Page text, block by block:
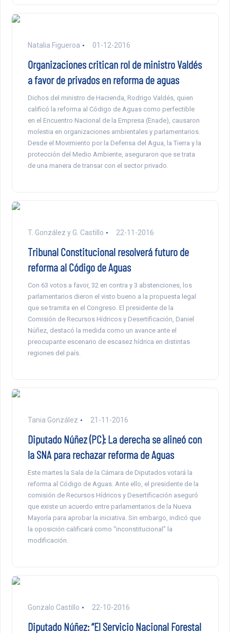
Natalia Figueroa 01-12-2016
Organizaciones critican rol de ministro Valdés
a favor de privados en reforma de aguas
Dichos del ministro de Hacienda, Rodrigo Valdés, quien
calificó la reforma al Código de Aguas como perfectible
en el Encuentro Nacional de la Empresa (Enade), causaron
molestia en organizaciones ambientales y parlamentarios.
Desde el Movimiento por la Defensa del Agua, la Tierra y la
protección del Medio Ambiente, aseguraron que se trata
de una manera de transar con el sector privado.
T. González y G. Castillo 22-11-2016
Tribunal Constitucional resolverá futuro de
reforma al Código de Aguas
Con 63 votos a favor, 32 en contra y 3 abstenciones, los
parlamentarios dieron el visto bueno a la propuesta legal
que se tramita en el Congreso. El presidente de la
Comisión de Recursos Hídricos y Desertificación, Daniel
Núñez, destacó la medida como un avance ante el
preocupante escenario de escasez hídrica en distintas
regiones del país.
Tania González 21-11-2016
Diputado Núñez (PC): La derecha se alineó con
la SNA para rechazar reforma de Aguas
Este martes la Sala de la Cámara de Diputados votará la
reforma al Código de Aguas. Ante ello, el presidente de la
comisión de Recursos Hídricos y Desertificación aseguró
que existe un acuerdo entre parlamentarios de la Nueva
Mayoría para aprobar la iniciativa. Sin embargo, indicó que
la oposición calificará como “inconstitucional” la
modificación.
Gonzalo Castillo 22-10-2016
Diputado Núñez: “El Servicio Nacional Forestal